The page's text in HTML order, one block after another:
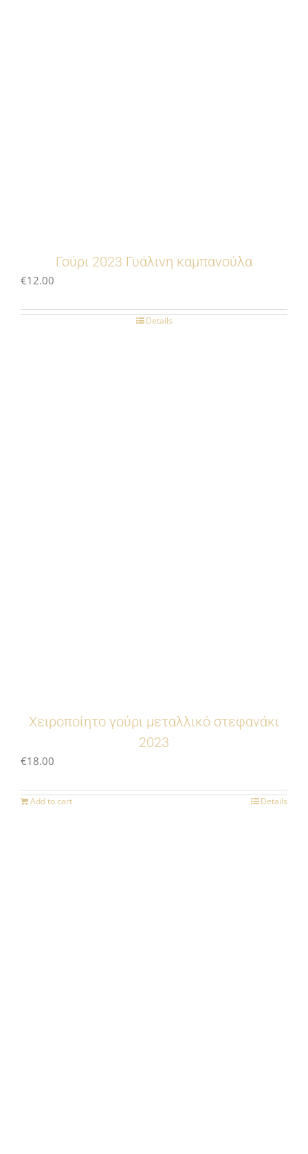
Γούρι 2023 Γυάλινη καμπανούλα
€12.00
Details
Χειροποίητο γούρι μεταλλικό στεφανάκι
2023
€18.00
Add to cart Details